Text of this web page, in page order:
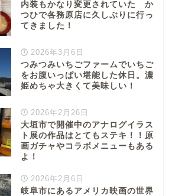
内装もかなり変更されていた か
つひで各務原店に久しぶりに行っ
てきました！
2026年3月6日
つみつみいちごファームでいちご
をお腹いっぱい堪能した休日。濃
姫めちゃ大きくて美味しい！
2026年2月26日
大垣市で開催中のアナログイラス
ト展の作品はとてもステキ！！原
画ガチャやコラボメニューもある
よ！
2026年2月6日
岐阜市にあるアメリカ映画の世界